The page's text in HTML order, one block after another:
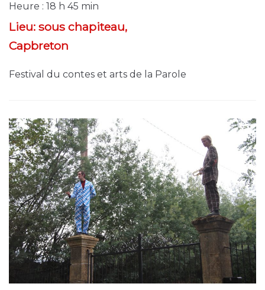
Heure : 18 h 45 min
Lieu: sous chapiteau,
Capbreton
Festival du contes et arts de la Parole